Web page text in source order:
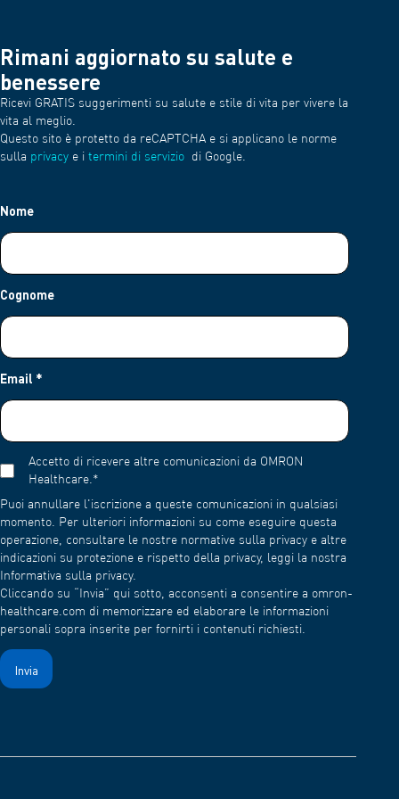
Rimani aggiornato su salute e
benessere
Ricevi GRATIS suggerimenti su salute e stile di vita per vivere la
vita al meglio.
Questo sito è protetto da reCAPTCHA e si applicano le norme
sulla privacy e i termini di servizio di Google.
Nome
Cognome
Email *
Accetto di ricevere altre comunicazioni da OMRON
Healthcare.*
Puoi annullare l'iscrizione a queste comunicazioni in qualsiasi
momento. Per ulteriori informazioni su come eseguire questa
operazione, consultare le nostre normative sulla privacy e altre
indicazioni su protezione e rispetto della privacy, leggi la nostra
Informativa sulla privacy.
Cliccando su “Invia” qui sotto, acconsenti a consentire a omron-
healthcare.com di memorizzare ed elaborare le informazioni
personali sopra inserite per fornirti i contenuti richiesti.